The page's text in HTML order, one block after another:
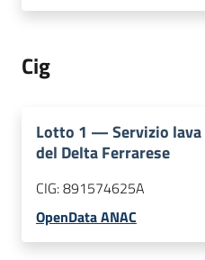
Cig
Lotto 1 —Servizio
del Delta Ferrarese
CIG:891574625A
OpenData ANAC